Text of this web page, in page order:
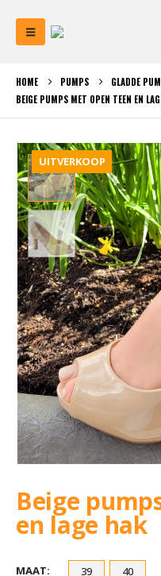
HOME PUMPS
GLADDE
BEIGE PUMPS MET OPEN TEEN EN
UITVERKOOP
Beige
en lage hak
MAAT 39 40